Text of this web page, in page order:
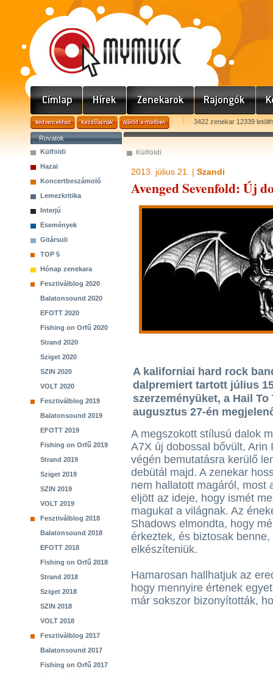
3422 zenekar 12339
Rovatok
Külföldi
Hazai
Koncertbeszámoló
Lemezkritika
Interjú
Események
Gitársuli
TOP 5
Hónap zenekara
Fesztiválblog 2020
Balatonsound 2020
EFOTT 2020
Fishing on Orfű 2020
Strand 2020
Sziget 2020
SZIN 2020
VOLT 2020
Fesztiválblog 2019
Balatonsound 2019
EFOTT 2019
Fishing on Orfű 2019
Strand 2019
Sziget 2019
SZIN 2019
VOLT 2019
Fesztiválblog 2018
Balatonsound 2018
EFOTT 2018
Fishing on Orfű 2018
Strand 2018
Sziget 2018
SZIN 2018
VOLT 2018
Fesztiválblog 2017
Balatonsound 2017
Fishing on Orfű 2017
Külföldi
2013. július 21. | Szandi
Avenged Sevenfold: Új
A kaliforniai hard rock
dalpremiert tartott július
szerzeményüket, a Hail
augusztus 27-én
A megszokott stílusú dalok
A7X új dobossal bővült, Arin
végén bemutatásra kerülő
debütál majd. A zenekar
nem hallatott magáról, most
eljött az ideje, hogy ismét
magukat a világnak. Az
Shadows elmondta, hogy
érkeztek, és biztosak
elkészíteniük.
Hamarosan hallhatjuk az
hogy mennyire értenek
már sokszor bizonyították,